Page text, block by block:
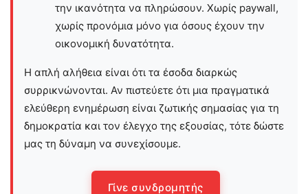
την ικανότητα να πληρώσουν. Χωρίς paywall,
χωρίς προνόμια μόνο για όσους έχουν την
οικονομική δυνατότητα.
Η απλή αλήθεια είναι ότι τα έσοδα διαρκώς
συρρικνώνονται. Αν πιστεύετε ότι μια πραγματικά
ελεύθερη ενημέρωση είναι ζωτικής σημασίας για τη
δημοκρατία και τον έλεγχο της εξουσίας, τότε δώστε
μας τη δύναμη να συνεχίσουμε.
Γίνε συνδρομητής